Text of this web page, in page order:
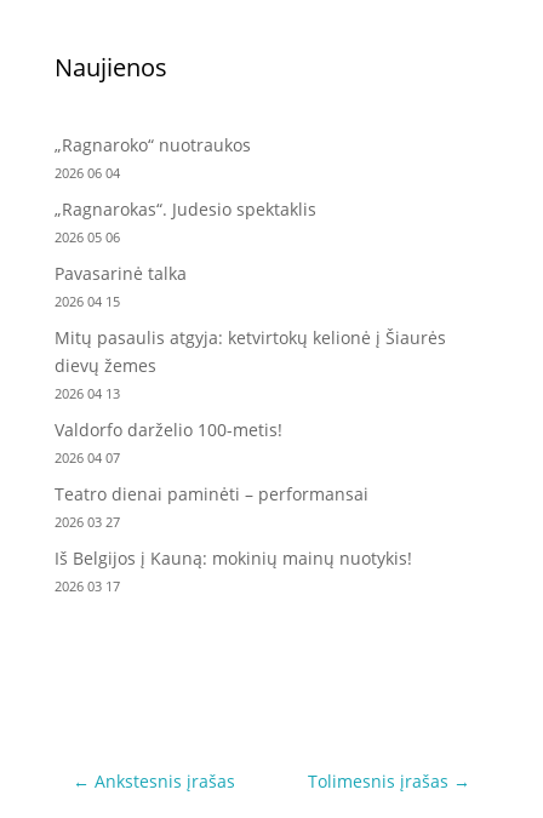
Naujienos
„Ragnaroko“ nuotraukos
2026 06 04
„Ragnarokas“. Judesio spektaklis
2026 05 06
Pavasarinė talka
2026 04 15
Mitų pasaulis atgyja: ketvirtokų kelionė į Šiaurės
dievų žemes
2026 04 13
Valdorfo darželio 100-metis!
2026 04 07
Teatro dienai paminėti – performansai
2026 03 27
Iš Belgijos į Kauną: mokinių mainų nuotykis!
2026 03 17
← Ankstesnis įrašas Tolimesnis įrašas →